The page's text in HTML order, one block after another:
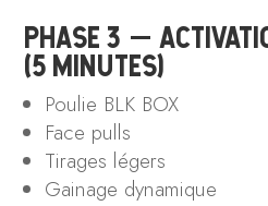
PHASE 3 —
(5 MINUTES)
Poulie BLK BOX
Face pulls
Tirages légers
Gainage dynamique